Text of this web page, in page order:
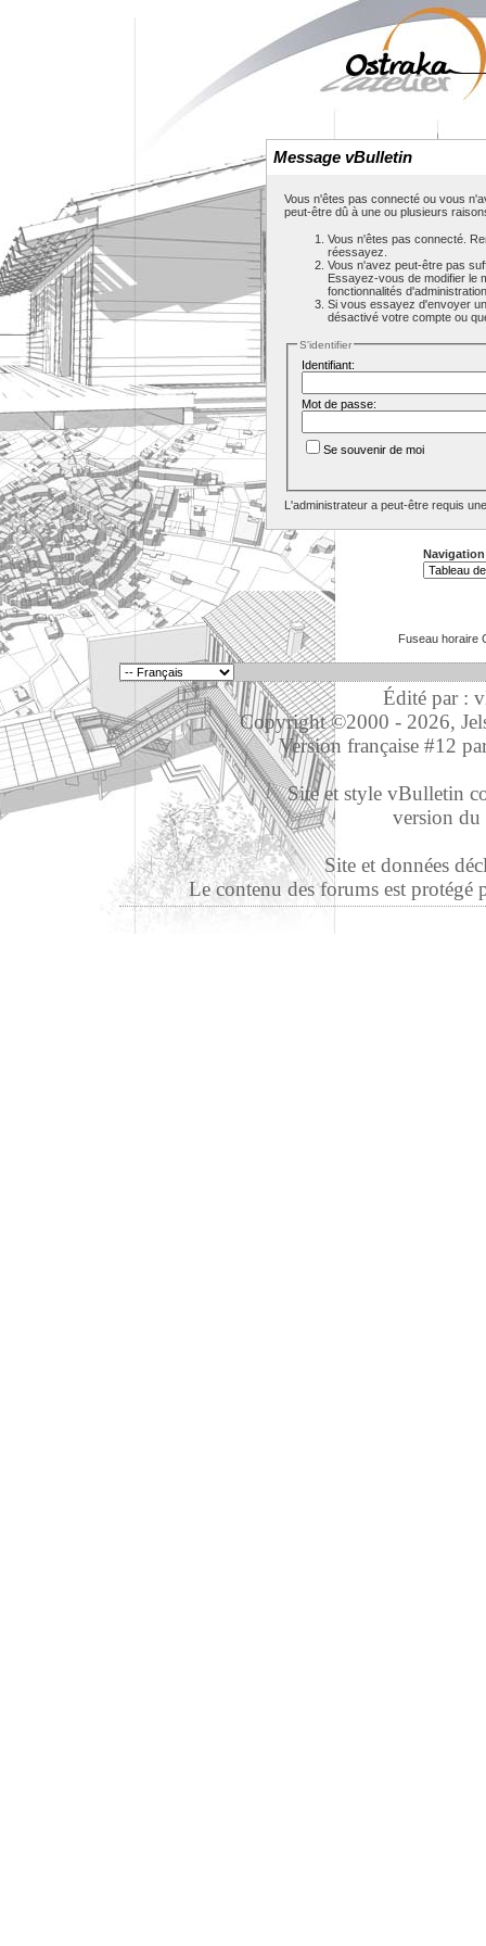
Message vBulletin
Vous n'êtes pas connecté ou vous
peut-être dû à une ou plusieurs
Vous n'êtes pas connecté.
réessayez.
Vous n'avez peut-être pas
Essayez-vous de modifier le
fonctionnalités
Si vous essayez d'envoyer
désactivé votre compte ou
S'identifier
Identifiant:
Mot de passe:
Se souvenir de moi
L'administrateur a peut-être requis
Fuseau horaire
Édité par :
Copyright ©2000 - 2026,
Version française #12
Site et style vBulletin
version
Site et données
Le contenu des forums est protégé